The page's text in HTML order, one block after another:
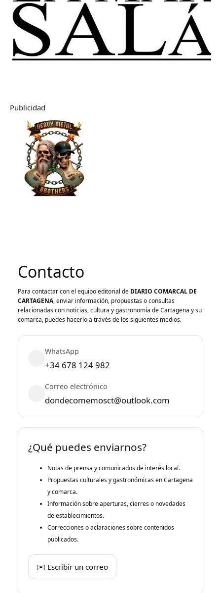
Publicidad
Contacto
Para contactar con el equipo editorial de DIARIO COMARCAL DE
CARTAGENA, enviar información, propuestas o consultas
relacionadas con noticias, cultura y gastronomía de Cartagena y su
comarca, puedes hacerlo a través de los siguientes medios.
WhatsApp
+34 678 124 982
Correo electrónico
dondecomemosct@outlook.com
¿Qué puedes enviarnos?
Notas de prensa y comunicados de interés local.
Propuestas culturales y gastronómicas en Cartagena
y comarca.
Información sobre aperturas, cierres o novedades
de establecimientos.
Correcciones o aclaraciones sobre contenidos
publicados.
✉️ Escribir un correo